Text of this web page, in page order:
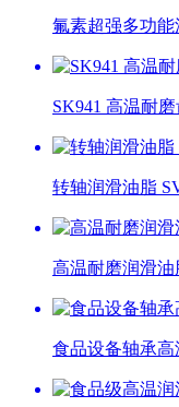
氟素超强多功能
SK941 高温耐
转轴润滑油脂
高温耐磨润滑油
食品设备轴承